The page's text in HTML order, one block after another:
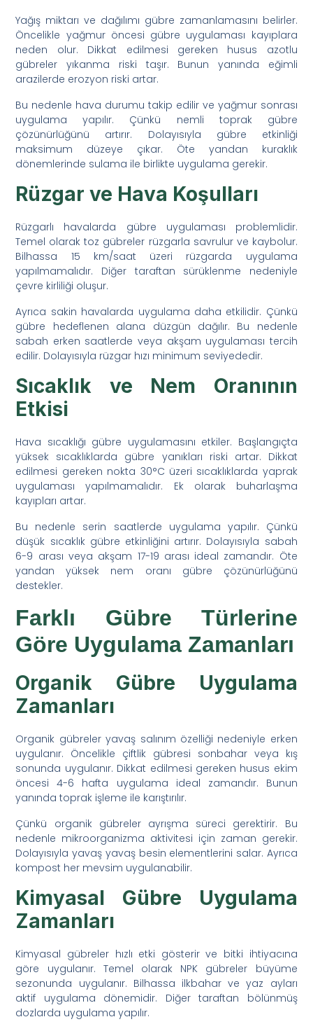
Yağış miktarı ve dağılımı gübre zamanlamasını belirler.
Öncelikle yağmur öncesi gübre uygulaması kayıplara
neden olur. Dikkat edilmesi gereken husus azotlu
gübreler yıkanma riski taşır. Bunun yanında eğimli
arazilerde erozyon riski artar.
Bu nedenle hava durumu takip edilir ve yağmur sonrası
uygulama yapılır. Çünkü nemli toprak gübre
çözünürlüğünü artırır. Dolayısıyla gübre etkinliği
maksimum düzeye çıkar. Öte yandan kuraklık
dönemlerinde sulama ile birlikte uygulama gerekir.
Rüzgar ve Hava Koşulları
Rüzgarlı havalarda gübre uygulaması problemlidir.
Temel olarak toz gübreler rüzgarla savrulur ve kaybolur.
Bilhassa 15 km/saat üzeri rüzgarda uygulama
yapılmamalıdır. Diğer taraftan sürüklenme nedeniyle
çevre kirliliği oluşur.
Ayrıca sakin havalarda uygulama daha etkilidir. Çünkü
gübre hedeflenen alana düzgün dağılır. Bu nedenle
sabah erken saatlerde veya akşam uygulaması tercih
edilir. Dolayısıyla rüzgar hızı minimum seviyededir.
Sıcaklık ve Nem Oranının
Etkisi
Hava sıcaklığı gübre uygulamasını etkiler. Başlangıçta
yüksek sıcaklıklarda gübre yanıkları riski artar. Dikkat
edilmesi gereken nokta 30°C üzeri sıcaklıklarda yaprak
uygulaması yapılmamalıdır. Ek olarak buharlaşma
kayıpları artar.
Bu nedenle serin saatlerde uygulama yapılır. Çünkü
düşük sıcaklık gübre etkinliğini artırır. Dolayısıyla sabah
6-9 arası veya akşam 17-19 arası ideal zamandır. Öte
yandan yüksek nem oranı gübre çözünürlüğünü
destekler.
Farklı Gübre Türlerine
Göre Uygulama Zamanları
Organik Gübre Uygulama
Zamanları
Organik gübreler yavaş salınım özelliği nedeniyle erken
uygulanır. Öncelikle çiftlik gübresi sonbahar veya kış
sonunda uygulanır. Dikkat edilmesi gereken husus ekim
öncesi 4-6 hafta uygulama ideal zamandır. Bunun
yanında toprak işleme ile karıştırılır.
Çünkü organik gübreler ayrışma süreci gerektirir. Bu
nedenle mikroorganizma aktivitesi için zaman gerekir.
Dolayısıyla yavaş yavaş besin elementlerini salar. Ayrıca
kompost her mevsim uygulanabilir.
Kimyasal Gübre Uygulama
Zamanları
Kimyasal gübreler hızlı etki gösterir ve bitki ihtiyacına
göre uygulanır. Temel olarak NPK gübreler büyüme
sezonunda uygulanır. Bilhassa ilkbahar ve yaz ayları
aktif uygulama dönemidir. Diğer taraftan bölünmüş
dozlarda uygulama yapılır.